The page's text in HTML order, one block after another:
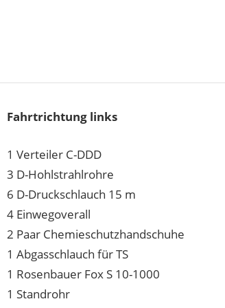
Fahrtrichtung links
1 Verteiler C-DDD
3 D-Hohlstrahlrohre
6 D-Druckschlauch 15 m
4 Einwegoverall
2 Paar Chemieschutzhandschuhe
1 Abgasschlauch für TS
1 Rosenbauer Fox S 10-1000
1 Standrohr